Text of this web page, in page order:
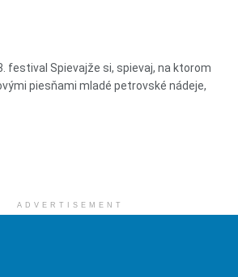
festival Spievajže si, spievaj, na ktorom
piesňami mladé petrovské nádeje,
ADVERTISEMENT